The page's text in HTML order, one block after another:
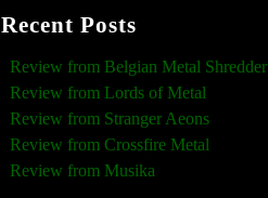
Recent Posts
Review from Belgian Metal Shredder
Review from Lords of Metal
Review from Stranger Aeons
Review from Crossfire Metal
Review from Musika